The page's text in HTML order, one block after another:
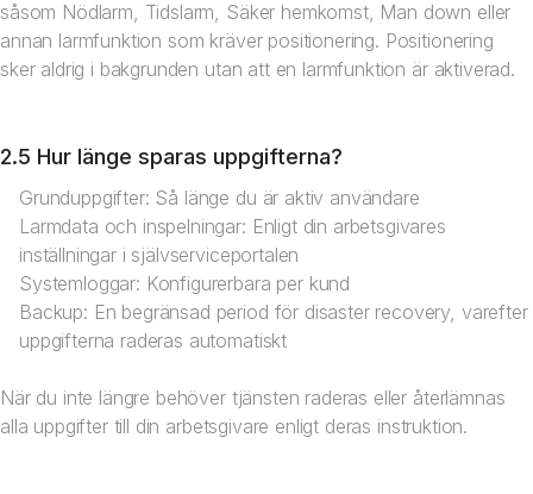
såsom Nödlarm, Tidslarm, Säker hemkomst, Man down eller
annan larmfunktion som kräver positionering. Positionering
sker aldrig i bakgrunden utan att en larmfunktion är aktiverad.
2.5 Hur länge sparas uppgifterna?
Grunduppgifter: Så länge du är aktiv användare
Larmdata och inspelningar: Enligt din arbetsgivares
inställningar i självserviceportalen
Systemloggar: Konfigurerbara per kund
Backup: En begränsad period för disaster recovery, varefter
uppgifterna raderas automatiskt
När du inte längre behöver tjänsten raderas eller återlämnas
alla uppgifter till din arbetsgivare enligt deras instruktion.